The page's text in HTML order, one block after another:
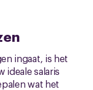
ingaat, is het
ideale salaris
wat het